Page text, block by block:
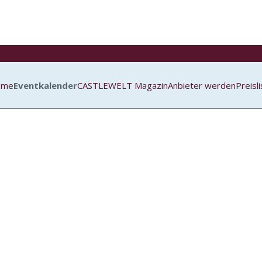
EventkalenderCASTLEWELT MagazinAnbieter werden